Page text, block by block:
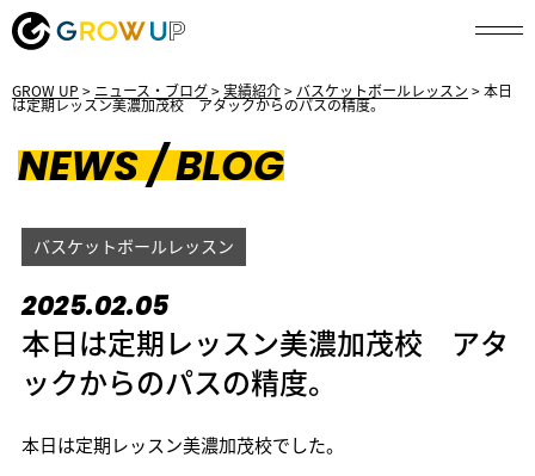
GROW UP > ニュース・ブログ>実績紹介> バスケットボールレッスン >本日
は定期レッスン美濃加茂校 アタックからのパスの精度。
NEWS / BLOG
バスケットボールレッスン
2025.02.05
本日は定期レッスン美濃加茂校 アタ
ックからのパスの精度。
本日は定期レッスン美濃加茂校でした。